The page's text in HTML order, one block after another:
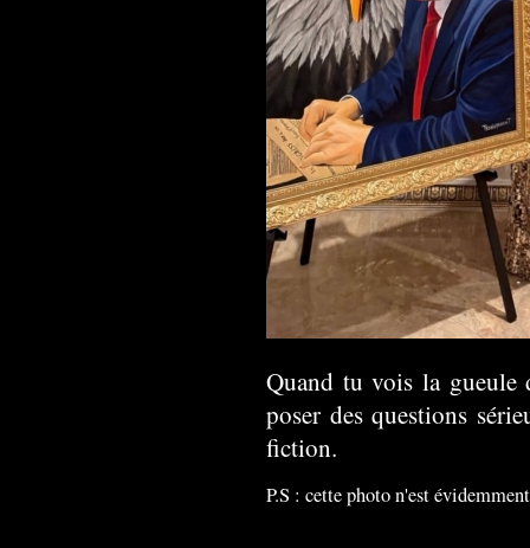
Quand tu vois la gueule
poser des questions
fiction.
P.S : cette photo n'est